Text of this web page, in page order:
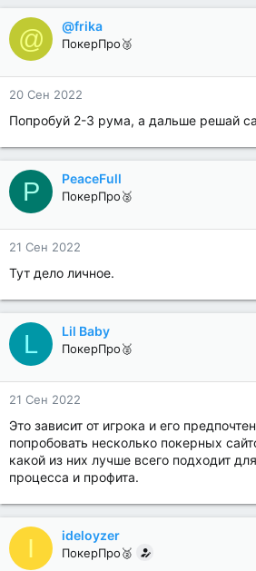
@ @frika
ПокерПро🥉
20 Сен 2022
Попробуй 2-3 рума, а дальше решай
P PeaceFull
ПокерПро🥈
21 Сен 2022
Тут дело личное.
L Lil Baby
ПокерПро🥈
21 Сен 2022
Это зависит от игрока и его
попробовать несколько покерных
какой из них лучше всего подходит
процесса и профита.
I ideloyzer
ПокерПро🥈